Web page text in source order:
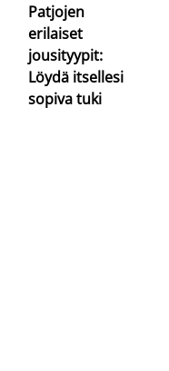
Patjojen
erilaiset
jousityypit:
Löydä itsellesi
sopiva tuki